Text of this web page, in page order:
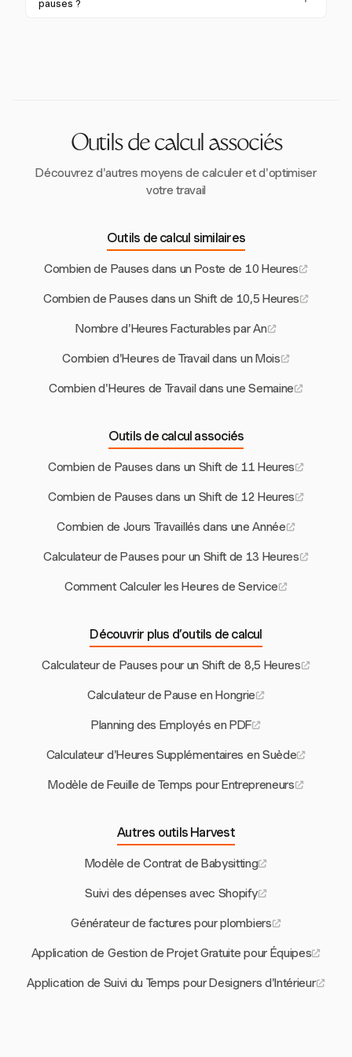
pauses ?
Outils de calcul associés
Découvrez d'autres moyens de calculer et d'optimiser
votre travail
Outils de calcul similaires
Combien de Pauses dans un Poste de 10 Heures
Combien de Pauses dans un Shift de 10,5 Heures
Nombre d'Heures Facturables par An
Combien d'Heures de Travail dans un Mois
Combien d'Heures de Travail dans une Semaine
Outils de calcul associés
Combien de Pauses dans un Shift de 11 Heures
Combien de Pauses dans un Shift de 12 Heures
Combien de Jours Travaillés dans une Année
Calculateur de Pauses pour un Shift de 13 Heures
Comment Calculer les Heures de Service
Découvrir plus d’outils de calcul
Calculateur de Pauses pour un Shift de 8,5 Heures
Calculateur de Pause en Hongrie
Planning des Employés en PDF
Calculateur d'Heures Supplémentaires en Suède
Modèle de Feuille de Temps pour Entrepreneurs
Autres outils Harvest
Modèle de Contrat de Babysitting
Suivi des dépenses avec Shopify
Générateur de factures pour plombiers
Application de Gestion de Projet Gratuite pour Équipes
Application de Suivi du Temps pour Designers d'Intérieur